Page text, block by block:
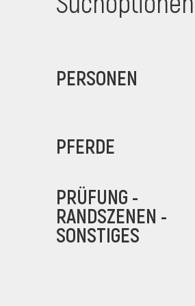
PERSONEN
PFERDE
PRÜFUNG -
RANDSZENEN -
SONSTIGES